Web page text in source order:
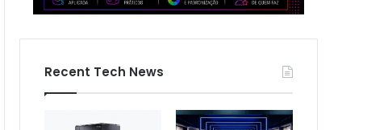
Recent Tech News